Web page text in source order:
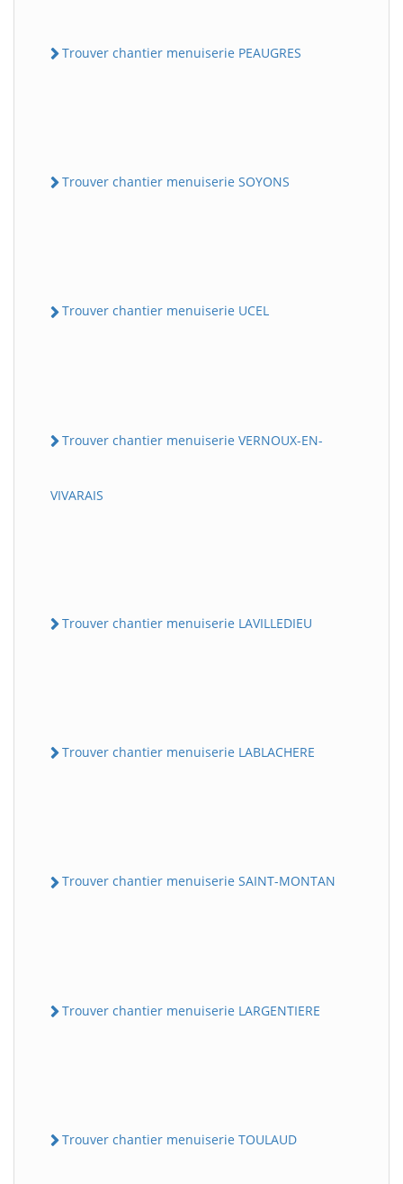
Trouver chantier menuiserie PEAUGRES
Trouver chantier menuiserie SOYONS
Trouver chantier menuiserie UCEL
Trouver chantier menuiserie VERNOUX-EN-
VIVARAIS
Trouver chantier menuiserie LAVILLEDIEU
Trouver chantier menuiserie LABLACHERE
Trouver chantier menuiserie SAINT-MONTAN
Trouver chantier menuiserie LARGENTIERE
Trouver chantier menuiserie TOULAUD